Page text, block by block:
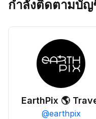
กำลังติดตามบั
EarthPix 🌎
@earthpix